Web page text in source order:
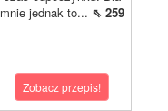
mnie jednak to... ⇖ 259
Zobacz przepis!